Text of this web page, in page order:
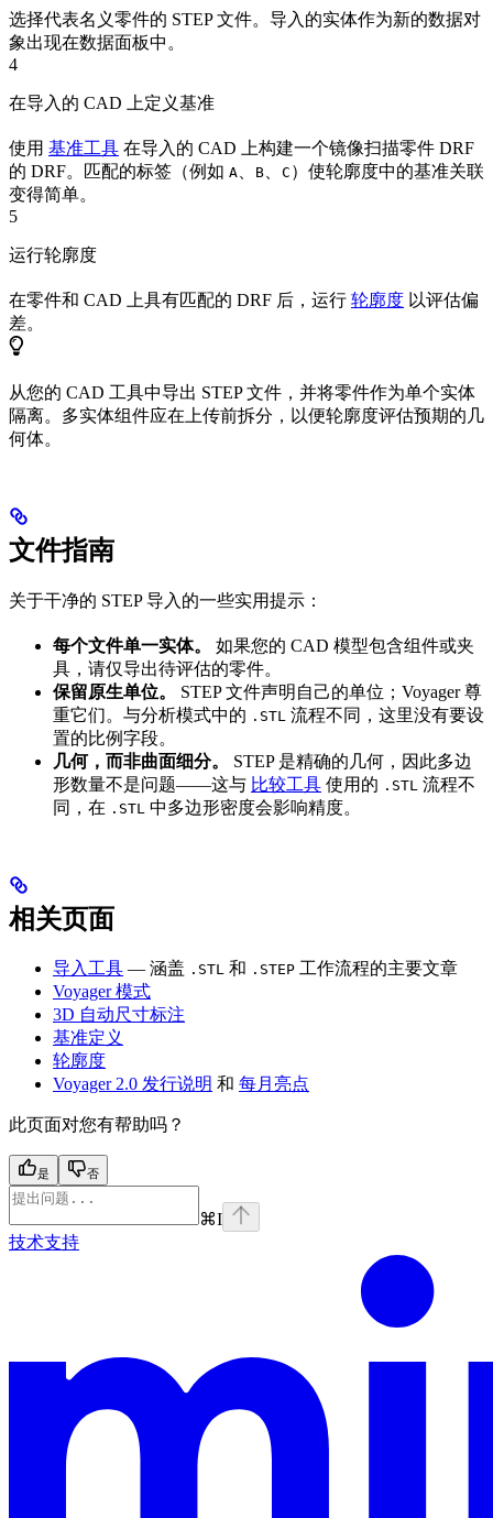
选择代表名义零件的 STEP 文件。导入的实体作为新的数据对
象出现在数据面板中。
4
在导入的 CAD 上定义基准
使用 基准工具 在导入的 CAD 上构建一个镜像扫描零件 DRF
的 DRF。匹配的标签（例如 A B C ）使轮廓度中的基准关联
变得简单。
5
运行轮廓度
在零件和 CAD 上具有匹配的 DRF 后，运行 轮廓度 以评估偏
差。
从您的 CAD 工具中导出 STEP 文件，并将零件作为单个实体
隔离。多实体组件应在上传前拆分，以便轮廓度评估预期的几
何体。
文件指南
关于干净的 STEP 导入的一些实用提示：
每个文件单一实体。
如果您的 CAD 模型包含组件或夹
具，请仅导出待评估的零件。
保留原生单位。
STEP 文件声明自己的单位；Voyager 尊
重它们。与分析模式中的 .STL 流程不同，这里没有要设
置的比例字段。
几何，而非曲面细分。
STEP 是精确的几何，因此多边
形数量不是问题——这与 比较工具 使用的 .STL 流程不
同，在 .STL 中多边形密度会影响精度。
相关页面
导入工具 — 涵盖 .STL 和 .STEP 工作流程的主要文章
Voyager 模式
3D 自动尺寸标注
基准定义
轮廓度
Voyager 2.0 发行说明 和 每月亮点
此页面对您有帮助吗？
是 否
⌘I
技术支持